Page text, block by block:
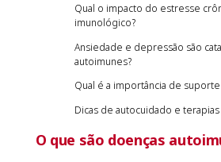
Qual o impacto do estresse
imunológico?
Ansiedade e depressão são
autoimunes?
Qual é a importância de
Dicas de autocuidado e
O que são doenças